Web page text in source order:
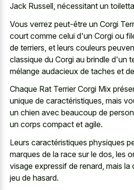
Jack Russell, nécessitant un
Vous verrez peut-être un Corgi
court comme celui d'un Corgi ou
de terriers, et leurs couleurs
classique du Corgi au brindle d'un
mélange audacieux de taches et
Chaque Rat Terrier Corgi Mix
unique de caractéristiques, mais
un chien avec beaucoup de
un corps compact et agile.
Leurs caractéristiques physiques
marques de la race sur le dos, les
visage expressif de renard, mais la
jeu de hasard.